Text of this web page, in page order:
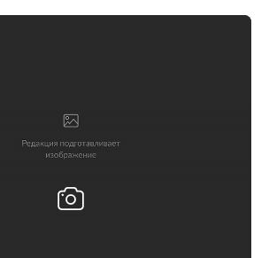
Путешествия